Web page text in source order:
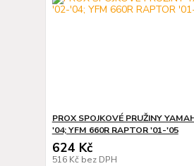
PROX SPOJKOVÉ PRUŽINY
'04; YFM 660R RAPTOR '01-'05
624 Kč
516 Kč bez DPH